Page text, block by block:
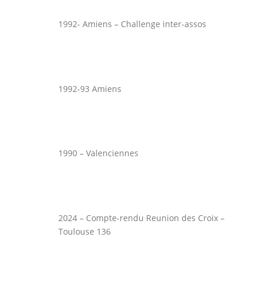
1992- Amiens – Challenge inter-assos
1992-93 Amiens
1990 – Valenciennes
2024 – Compte-rendu Reunion des Croix –
Toulouse 136